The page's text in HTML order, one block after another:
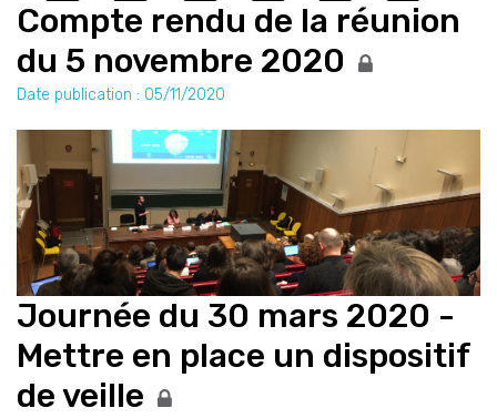
Compte rendu de la réunion
du 5 novembre 2020
Date publication : 05/11/2020
Journée du 30 mars 2020 -
Mettre en place un dispositif
de veille